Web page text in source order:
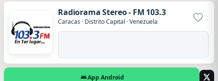
Radiorama Stereo - FM 103.3
Caracas · Distrito Capital ·Venezuela
App Android